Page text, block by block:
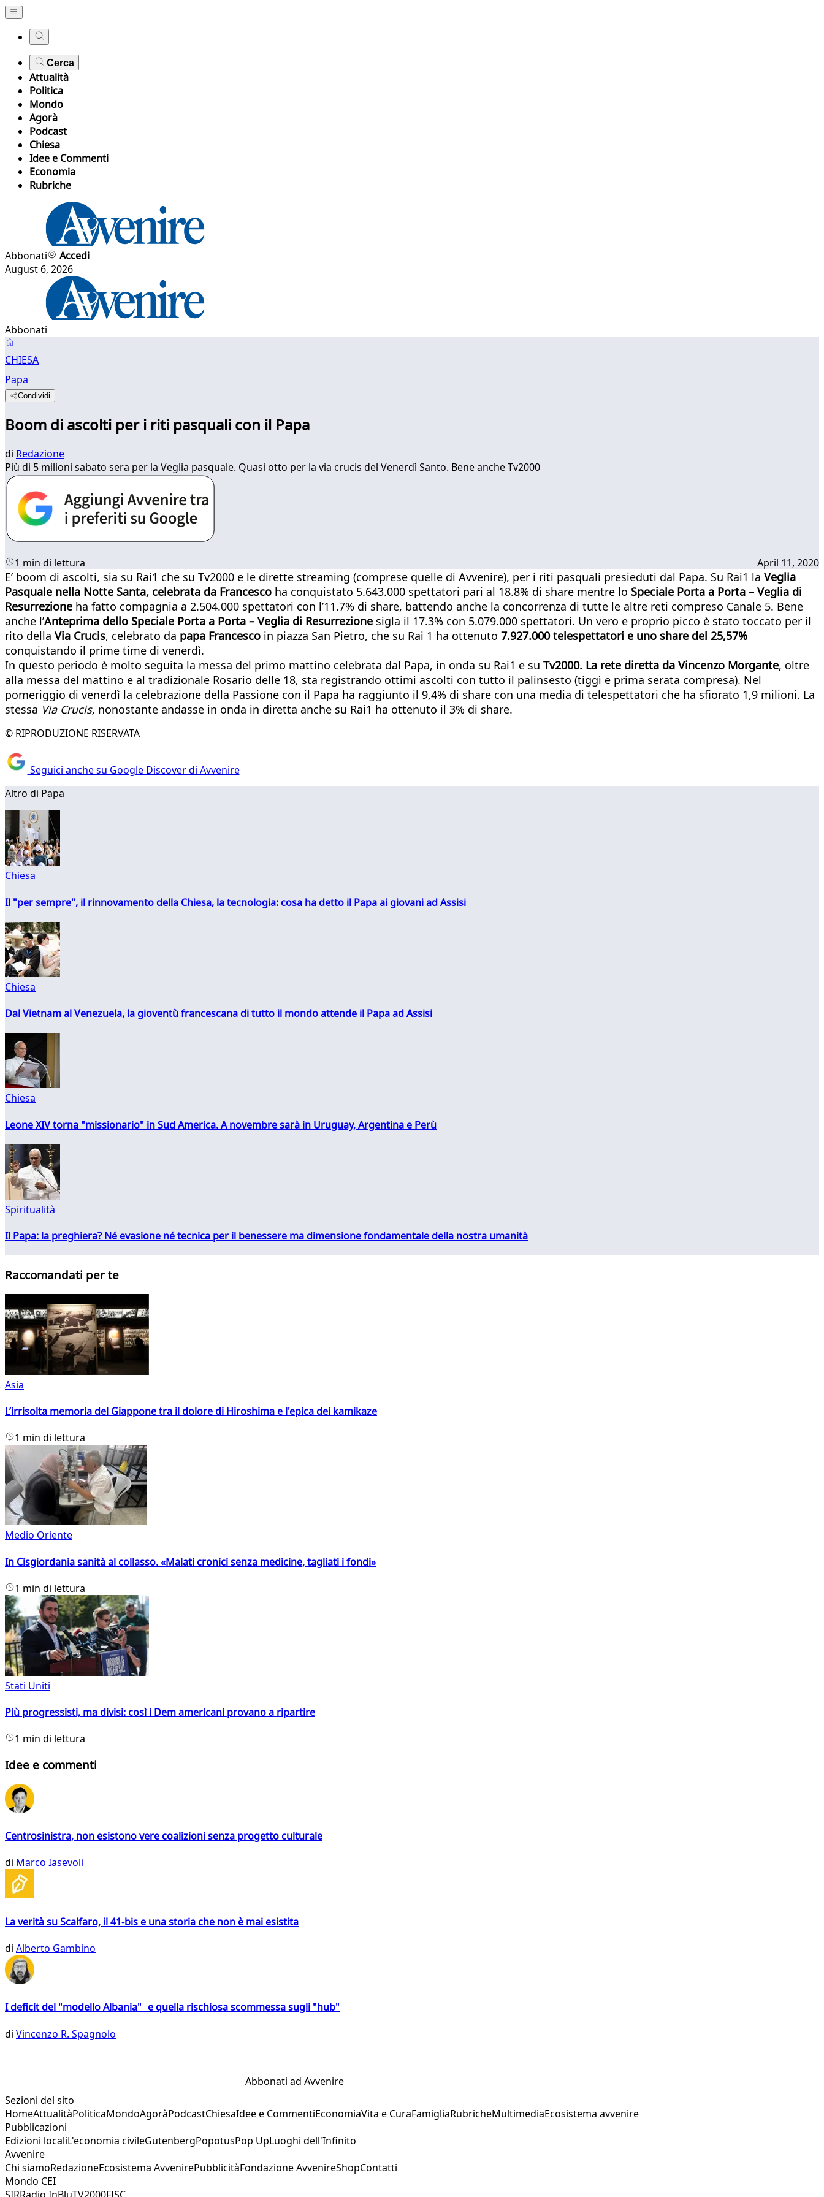
Cerca
Attualità
Politica
Mondo
Agorà
Podcast
Chiesa
Idee e Commenti
Economia
Rubriche
Abbonati
Accedi
August 6, 2026
Abbonati
CHIESA
Papa
Condividi
Boom di ascolti per i riti pasquali con il Papa
di Redazione
Più di 5 milioni sabato sera per la Veglia pasquale. Quasi otto per la via crucis del Venerdì Santo. Bene anche Tv2000
1 min di lettura April 11, 2020
E’ boom di ascolti, sia su Rai1 che su Tv2000 e le dirette streaming (comprese quelle di Avvenire), per i riti pasquali presieduti dal Papa. Su Rai1 la Veglia
Pasquale nella Notte Santa, celebrata da Francesco ha conquistato 5.643.000 spettatori pari al 18.8% di share mentre lo Speciale Porta a Porta – Veglia di
Resurrezione ha fatto compagnia a 2.504.000 spettatori con l’11.7% di share, battendo anche la concorrenza di tutte le altre reti compreso Canale 5. Bene
anche l’Anteprima dello Speciale Porta a Porta – Veglia di Resurrezione sigla il 17.3% con 5.079.000 spettatori. Un vero e proprio picco è stato toccato per il
rito della Via Crucis, celebrato da papa Francesco in piazza San Pietro, che su Rai 1 ha ottenuto 7.927.000 telespettatori e uno share del 25,57%
conquistando il prime time di venerdì.
In questo periodo è molto seguita la messa del primo mattino celebrata dal Papa, in onda su Rai1 e su Tv2000. La rete diretta da Vincenzo Morgante, oltre
alla messa del mattino e al tradizionale Rosario delle 18, sta registrando ottimi ascolti con tutto il palinsesto (tiggì e prima serata compresa). Nel
pomeriggio di venerdì la celebrazione della Passione con il Papa ha raggiunto il 9,4% di share con una media di telespettatori che ha sfiorato 1,9 milioni. La
stessa Via Crucis, nonostante andasse in onda in diretta anche su Rai1 ha ottenuto il 3% di share.
© RIPRODUZIONE RISERVATA
Seguici anche su Google Discover di Avvenire
Altro di Papa
Chiesa
Il "per sempre", il rinnovamento della Chiesa, la tecnologia: cosa ha detto il Papa ai giovani ad Assisi
Chiesa
Dal Vietnam al Venezuela, la gioventù francescana di tutto il mondo attende il Papa ad Assisi
Chiesa
Leone XIV torna "missionario" in Sud America. A novembre sarà in Uruguay, Argentina e Perù
Spiritualità
Il Papa: la preghiera? Né evasione né tecnica per il benessere ma dimensione fondamentale della nostra umanità
Raccomandati per te
Asia
L’irrisolta memoria del Giappone tra il dolore di Hiroshima e l'epica dei kamikaze
1 min di lettura
Medio Oriente
In Cisgiordania sanità al collasso. «Malati cronici senza medicine, tagliati i fondi»
1 min di lettura
Stati Uniti
Più progressisti, ma divisi: così i Dem americani provano a ripartire
1 min di lettura
Idee e commenti
Centrosinistra, non esistono vere coalizioni senza progetto culturale
di Marco Iasevoli
La verità su Scalfaro, il 41-bis e una storia che non è mai esistita
di Alberto Gambino
I deficit del "modello Albania" e quella rischiosa scommessa sugli "hub"
di Vincenzo R. Spagnolo
Abbonati ad Avvenire
Sezioni del sito
HomeAttualitàPoliticaMondoAgoràPodcastChiesaIdee e CommentiEconomiaVita e CuraFamigliaRubricheMultimediaEcosistema avvenire
Pubblicazioni
Edizioni localiL'economia civileGutenbergPopotusPop UpLuoghi dell'Infinito
Avvenire
Chi siamoRedazioneEcosistema AvvenirePubblicitàFondazione AvvenireShopContatti
Mondo CEI
SIRRadio InBluTV2000FISC